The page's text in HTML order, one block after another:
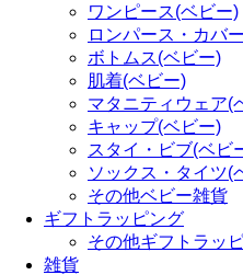
ワンピース(ベビー)
ロンパース・カバ
ボトムス(ベビー)
肌着(ベビー)
マタニティウェア(
キャップ(ベビー)
スタイ・ビブ(ベビ
ソックス・タイツ(
その他ベビー雑貨
ギフトラッピング
その他ギフトラッ
雑貨